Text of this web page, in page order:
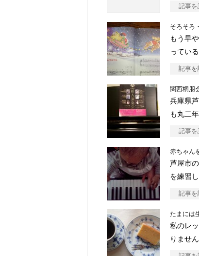
記事を
そろそろ
もう早
ってい
記事を
関西桐朋
兵庫県
も丸二
記事を
赤ちゃん
芦屋市
を練習
記事を
たまには
私のレ
りませ